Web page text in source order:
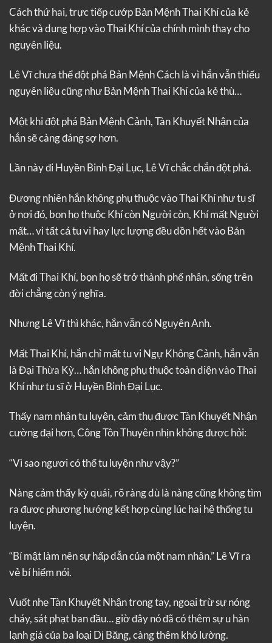
Cách thứ hai, trực tiếp cướp Bản Mệnh Thai Khí của kẻ
khác và dung hợp vào Thai Khí của chính mình thay cho
nguyên liệu.
Lê Vĩ chưa thể đột phá Bản Mệnh Cách là vì hắn vẫn thiếu
nguyên liệu cũng như Bản Mệnh Thai Khí của kẻ thù…
Một khi đột phá Bản Mệnh Cảnh, Tàn Khuyết Nhận của
hắn sẽ càng đáng sợ hơn.
Lần này đi Huyền Binh Đại Lục, Lê Vĩ chắc chắn đột phá.
Đương nhiên hắn không phụ thuộc vào Thai Khí như tu sĩ
ở nơi đó, bọn họ thuộc Khí còn Người còn, Khí mất Người
mất… vì tất cả tu vi hay lực lượng đều dồn hết vào Bản
Mệnh Thai Khí.
Mất đi Thai Khí, bọn họ sẽ trở thành phế nhân, sống trên
đời chẳng còn ý nghĩa.
Nhưng Lê Vĩ thì khác, hắn vẫn có Nguyên Anh.
Mất Thai Khí, hắn chỉ mất tu vi Ngự Không Cảnh, hắn vẫn
là Đại Thừa Kỳ… hắn không phụ thuộc toàn diện vào Thai
Khí như tu sĩ ở Huyền Binh Đại Lục.
Thấy nam nhân tu luyện, cảm thụ được Tàn Khuyết Nhận
cường đại hơn, Công Tôn Thuyên nhịn không được hỏi:
“Vì sao ngươi có thể tu luyện như vậy?”
Nàng cảm thấy kỳ quái, rõ ràng dù là nàng cũng không tìm
ra được phương hướng kết hợp cùng lúc hai hệ thống tu
luyện.
“Bí mật làm nên sự hấp dẫn của một nam nhân.” Lê Vĩ ra
vẻ bí hiểm nói.
Vuốt nhẹ Tàn Khuyết Nhận trong tay, ngoại trừ sự nóng
cháy, sát phạt ban đầu… giờ đây nó đã có thêm sự u hàn
lạnh giá của ba loại Dị Băng, càng thêm khó lường.